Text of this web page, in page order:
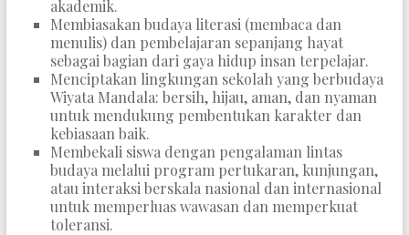
akademik.
Membiasakan budaya literasi (membaca dan
menulis) dan pembelajaran sepanjang hayat
sebagai bagian dari gaya hidup insan terpelajar.
Menciptakan lingkungan sekolah yang berbudaya
Wiyata Mandala: bersih, hijau, aman, dan nyaman
untuk mendukung pembentukan karakter dan
kebiasaan baik.
Membekali siswa dengan pengalaman lintas
budaya melalui program pertukaran, kunjungan,
atau interaksi berskala nasional dan internasional
untuk memperluas wawasan dan memperkuat
toleransi.